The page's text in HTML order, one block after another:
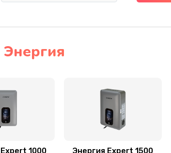
1000 Энергия Expert 1500